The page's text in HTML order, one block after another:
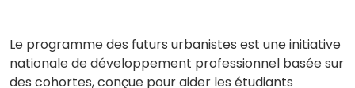
Le programme des futurs urbanistes est une initiative
nationale de développement professionnel basée sur
des cohortes, conçue pour aider les étudiants